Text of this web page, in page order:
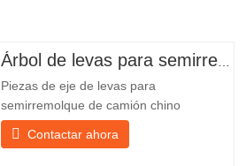
Piezas de eje de levas para
semirremolque de camión chino
PO218971, muy vendidas Presupuesto
Producto Repuestos para remolques
Contactar ahora